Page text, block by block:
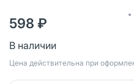
598 ₽
В наличии
Цена действительна при